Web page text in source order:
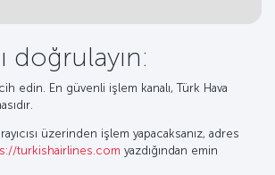
doğrulayın:
edin. En güvenli işlem kanalı, Türk Hava
üzerinden işlem yapacaksanız, adres
turkishairlines.com yazdığından emin